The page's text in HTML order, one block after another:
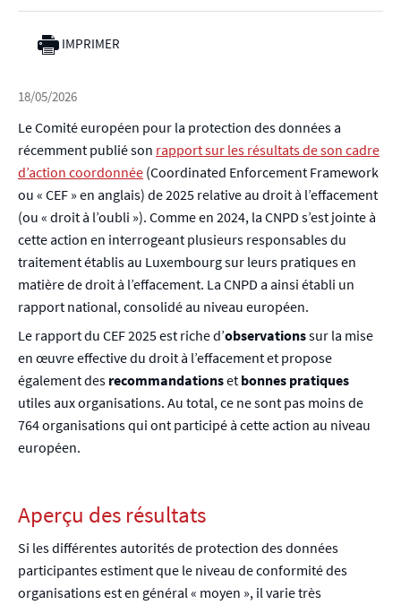
IMPRIMER
18/05/2026
Le Comité européen pour la protection des données a
récemment publié son rapport sur les résultats de son cadre
d’action coordonnée (Coordinated Enforcement Framework
ou « CEF » en anglais) de 2025 relative au droit à l’effacement
(ou « droit à l’oubli »). Comme en 2024, la CNPD s’est jointe à
cette action en interrogeant plusieurs responsables du
traitement établis au Luxembourg sur leurs pratiques en
matière de droit à l’effacement. La CNPD a ainsi établi un
rapport national, consolidé au niveau européen.
Le rapport du CEF 2025 est riche d’observationssur la mise
en œuvre effective du droit à l’effacement et propose
également des recommandationset bonnes pratiques
utiles aux organisations. Au total, ce ne sont pas moins de
764 organisations qui ont participé à cette action au niveau
européen.
Aperçu des résultats
Si les différentes autorités de protection des données
participantes estiment que le niveau de conformité des
organisations est en général « moyen », il varie très